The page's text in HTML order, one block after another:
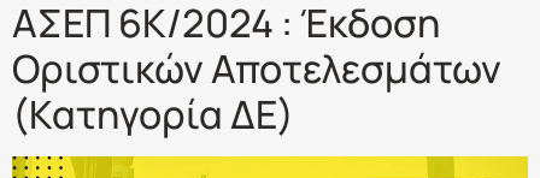
ΑΣΕΠ 6Κ/2024 : Έκδοση
Οριστικών Αποτελεσμάτων
(Κατηγορία ΔΕ)